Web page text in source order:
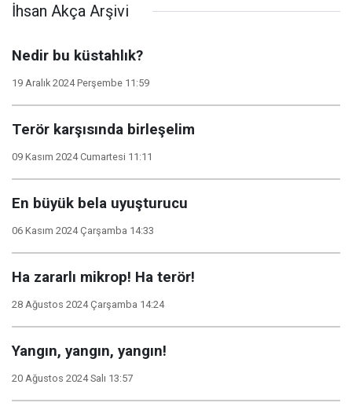
İhsan Akça Arşivi
Nedir bu küstahlık?
19 Aralık 2024 Perşembe 11:59
Terör karşısında birleşelim
09 Kasım 2024 Cumartesi 11:11
En büyük bela uyuşturucu
06 Kasım 2024 Çarşamba 14:33
Ha zararlı mikrop! Ha terör!
28 Ağustos 2024 Çarşamba 14:24
Yangın, yangın, yangın!
20 Ağustos 2024 Salı 13:57